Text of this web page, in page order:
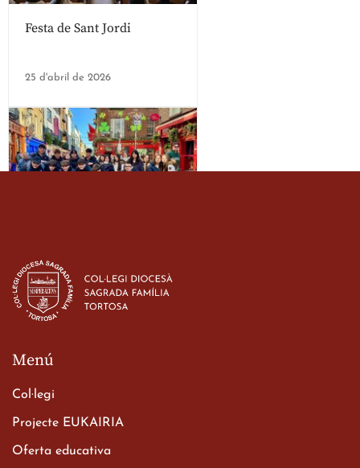
Festa de Sant Jordi
25 d'abril de 2026
d’ESO-BSD a Irlanda
23 de març de 2026
Menú
Col·legi
Projecte EUKAIRIA
Oferta educativa